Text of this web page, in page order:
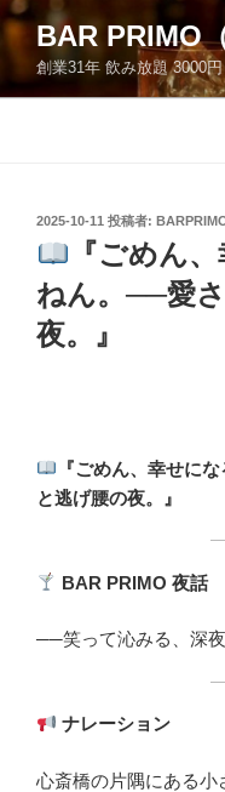
コ
ン
ン
BAR PRIMO
創業31年 飲み放題 3000
投
稿
日:
2025-10-11 投稿者:
『ごめん
ねん。──愛
夜。』
『ごめん、幸せに
と逃げ腰の夜。』
BAR PRIMO夜話
──笑って沁みる、深夜
ナレーション
心斎橋の片隅にある小